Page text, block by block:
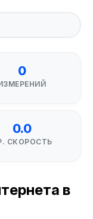
0
0.0
СКОРОСТЬ
в